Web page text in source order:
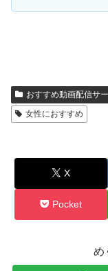
おすすめ動画配信サ
女性におすすめ
X
Pocket
め